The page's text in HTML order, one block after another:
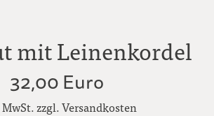
mit Leinenkordel
32,00 Euro
zzgl. Versandkosten